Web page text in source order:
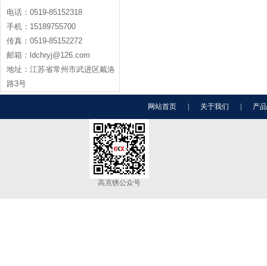
电话：0519-85152318
手机：15189755700
传真：0519-85152272
邮箱：ldchryj@126.com
地址：江苏省常州市武进区戴洛
路3号
网站首页 关于我们 产
高克锈公众号